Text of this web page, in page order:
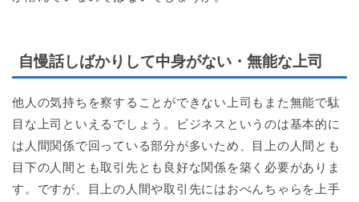
自慢話しばかりして中身がない・無能な上司
他人の気持ちを察することができない上司もまた無能で駄
目な上司といえるでしょう。ビジネスというのは基本的に
は人間関係で回っている部分が多いため、目上の人間とも
目下の人間とも取引先とも良好な関係を築く必要がありま
す。ですが、目上の人間や取引先にはおべんちゃらを上手